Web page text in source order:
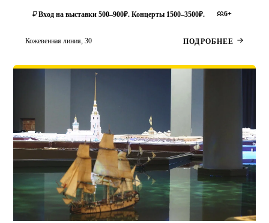
Вход на выставки 500–900₽. Концерты 1500–3500₽. 6+
Кожевенная линия, 30 ПОДРОБНЕЕ